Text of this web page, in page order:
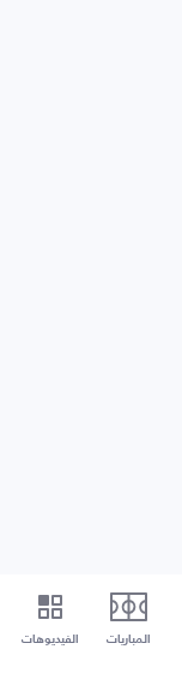
المباريات الفيديوهات